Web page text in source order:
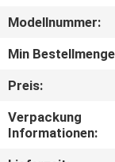
FABRIK-
AUSFLUG
Modellnummer:
Min
Preis:
Verpackung
Informationen: